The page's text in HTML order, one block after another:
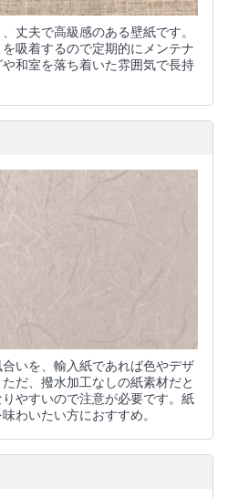
丈夫で高級感のある壁紙です。
吸着するので定期的にメンテナ
和室を落ち着いた雰囲気で長持
いを、輸入紙であれば色やデザ
だ、撥水加工なしの紙素材だと
やすいので注意が必要です。紙
わいたい方におすすめ。